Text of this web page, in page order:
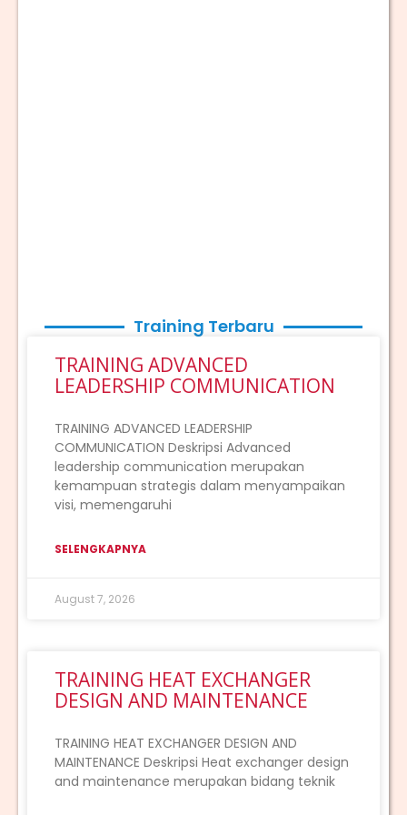
Training Terbaru
TRAINING ADVANCED
LEADERSHIP COMMUNICATION
TRAINING ADVANCED LEADERSHIP
COMMUNICATION Deskripsi Advanced
leadership communication merupakan
kemampuan strategis dalam menyampaikan
visi, memengaruhi
SELENGKAPNYA
August 7, 2026
TRAINING HEAT EXCHANGER
DESIGN AND MAINTENANCE
TRAINING HEAT EXCHANGER DESIGN AND
MAINTENANCE Deskripsi Heat exchanger design
and maintenance merupakan bidang teknik